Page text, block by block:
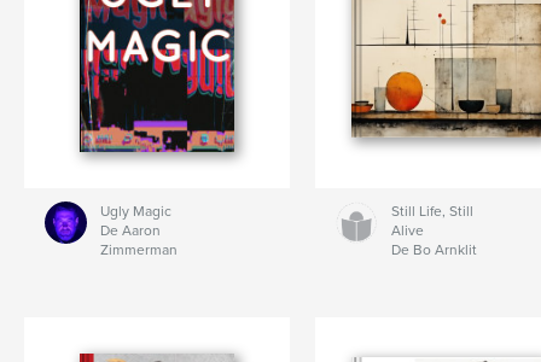
Ugly Magic
De Aaron
Zimmerman
Still Life, Still
Alive
De Bo Arnklit